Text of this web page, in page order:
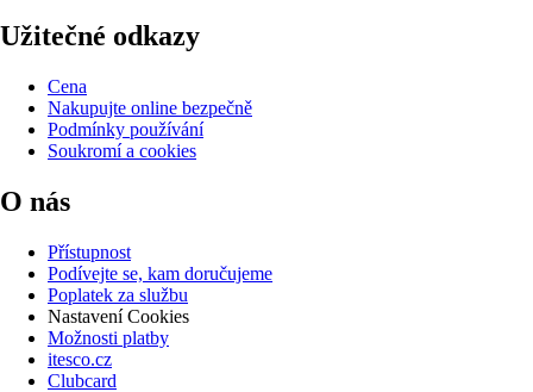
Užitečné odkazy
Cena
Nakupujte online bezpečně
Podmínky používání
Soukromí a cookies
O nás
Přístupnost
Podívejte se, kam doručujeme
Poplatek za službu
Nastavení Cookies
Možnosti platby
itesco.cz
Clubcard